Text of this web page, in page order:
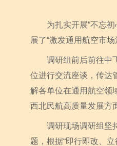
为扎实开展“不忘初
展了“激发通用航空市
调研组前后前往中飞
位进行交流座谈，传达
解各单位在通用航空领
西北民航高质量发展方
调研现场调研组坚持
题，根据“即行即改、